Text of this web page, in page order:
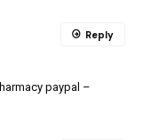
paypal –
Reply